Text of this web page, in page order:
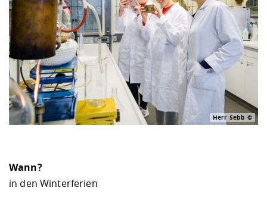
Wann?
in den Winterferien
Herr Sebb